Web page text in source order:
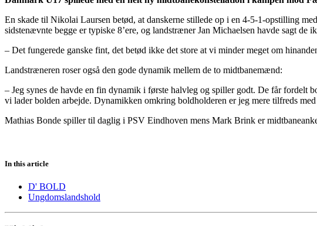
En skade til Nikolai Laursen betød, at danskerne stillede op i en 4-5-1-opstilling
sidstenævnte begge er typiske 8’ere, og landstræner Jan Michaelsen havde sagt
– Det fungerede ganske fint, det betød ikke det store at vi minder meget om
Landstræneren roser også den gode dynamik mellem de to midtbanemænd:
– Jeg synes de havde en fin dynamik i første halvleg og spiller godt. De får fordelt
vi lader bolden arbejde. Dynamikken omkring boldholderen er jeg mere tilfreds
Mathias Bonde spiller til daglig i PSV Eindhoven mens Mark Brink er
In this article
D' BOLD
Ungdomslandshold